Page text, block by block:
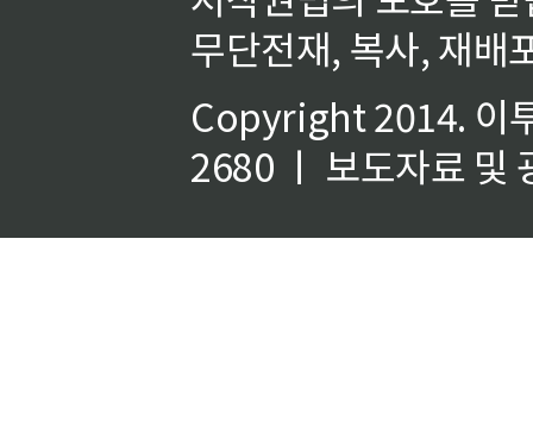
무단전재, 복사, 재배
Copyright 2014. 이
2680 ㅣ 보도자료